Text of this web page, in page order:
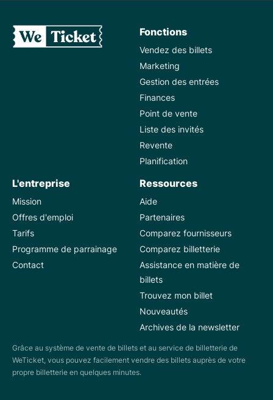
Fonctions
Vendez des billets
Marketing
Gestion des entrées
Finances
Point de vente
Liste des invités
Revente
Planification
L'entreprise
Mission
Offres d'emploi
Tarifs
Programme de parrainage
Contact
Ressources
Aide
Partenaires
Comparez fournisseurs
Comparez billetterie
Assistance en matière de
billets
Trouvez mon billet
Nouveautés
Archives de la newsletter
Grâce au système de vente de billets et au service de billetterie de
WeTicket, vous pouvez facilement vendre des billets auprès de votre
propre billetterie en quelques minutes.